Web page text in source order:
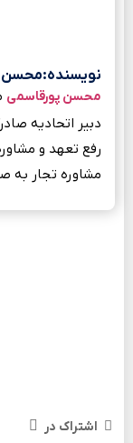
نویسنده:محسن
محسن پورقاسمی
دبیر اتحادیه
رفع تعهد و
مشاوره تجار به
اشتراک در